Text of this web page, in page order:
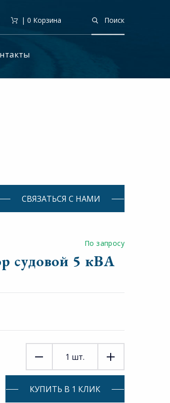
Поиск
| 0 Корзина
СВЯЗАТЬСЯ С НАМИ
По запросу
судовой 5 кВА
1 шт.
КУПИТЬ В 1 КЛИК